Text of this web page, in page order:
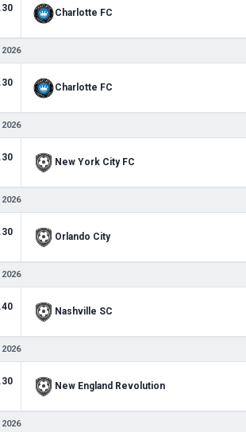
Charlotte FC
Charlotte FC
New York City FC
Orlando City
Nashville SC
New England Revolution